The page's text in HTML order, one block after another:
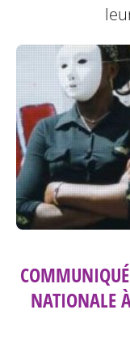
COMMUNIQUÉ
NATIONALE